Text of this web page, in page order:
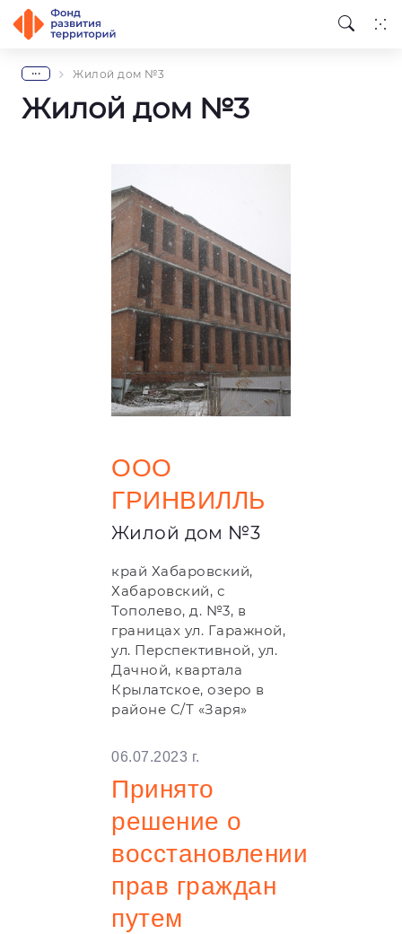
... Жилой дом №3
Жилой дом №3
ООО
ГРИНВИЛЛЬ
Жилой дом №3
край Хабаровский,
Хабаровский, с
Тополево, д. №3, в
границах ул. Гаражной,
ул. Перспективной, ул.
Дачной, квартала
Крылатское, озеро в
районе С/Т «Заря»
06.07.2023 г.
Принято
решение о
восстановлении
прав граждан
путем